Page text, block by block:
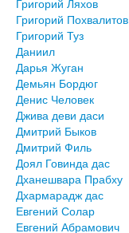
Григорий Ляхов
Григорий Похвалитов
Григорий Туз
Даниил
Дарья Жуган
Демьян Бордюг
Денис Человек
Джива деви даси
Дмитрий Быков
Дмитрий Филь
Доял Говинда дас
Дханешвара Прабху
Дхармарадж дас
Евгений Солар
Евгений Абрамович